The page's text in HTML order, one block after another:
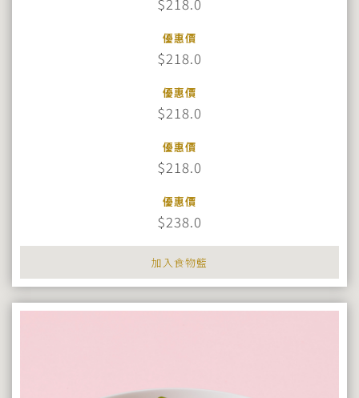
優惠價
$218.0
優惠價
$218.0
優惠價
$218.0
優惠價
$238.0
加入食物籃